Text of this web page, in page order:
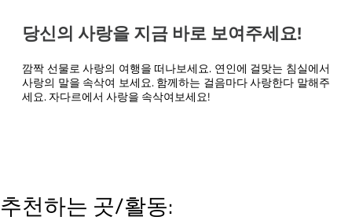
당신의 사랑을 지금 바로 보여주세요!
깜짝 선물로 사랑의 여행을 떠나보세요. 연인에 걸맞는 침실에서
사랑의 말을 속삭여 보세요. 함께하는 걸음마다 사랑한다 말해주
세요. 자다르에서 사랑을 속삭여보세요!
추천하는 곳/활동: